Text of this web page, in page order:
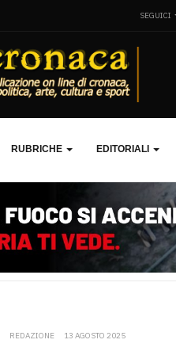
SEGUICI
RUBRICHE EDITORIALI
REDAZIONE 13 AGOSTO 2025